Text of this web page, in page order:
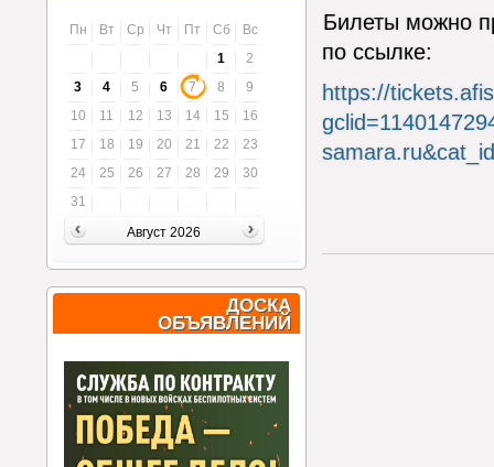
Пн Вт Ср Чт Пт Сб
Вс
1
2
3
4 5 6 7 8
9
10
11 12 13 14 15
16
17
18 19 20 21 22
23
24
25 26 27 28 29
30
31
Август 2026
ДОСКА
ОБЪЯВЛЕНИЙ
Билеты можно
по ссылке:
https://